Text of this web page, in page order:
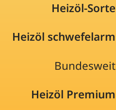
Heizöl-Sorte
Heizöl schwefelarm
Bundesweit
Heizöl Premium